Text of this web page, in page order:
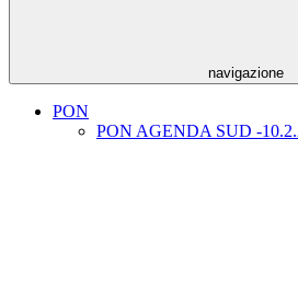
navigazione
PON
PON AGENDA SUD -